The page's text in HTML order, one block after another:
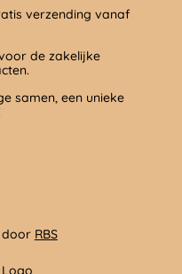
verzending vanaf
de zakelijke
samen, een unieke
door RBS